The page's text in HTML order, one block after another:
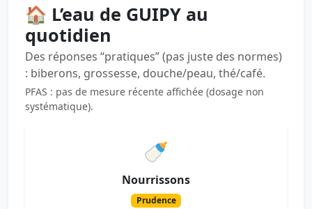
🏠 L’eau de GUIPY au
quotidien
Des réponses “pratiques” (pas juste des normes)
: biberons, grossesse, douche/peau, thé/café.
PFAS : pas de mesure récente affichée (dosage non
systématique).
🍼
Nourrissons
Prudence